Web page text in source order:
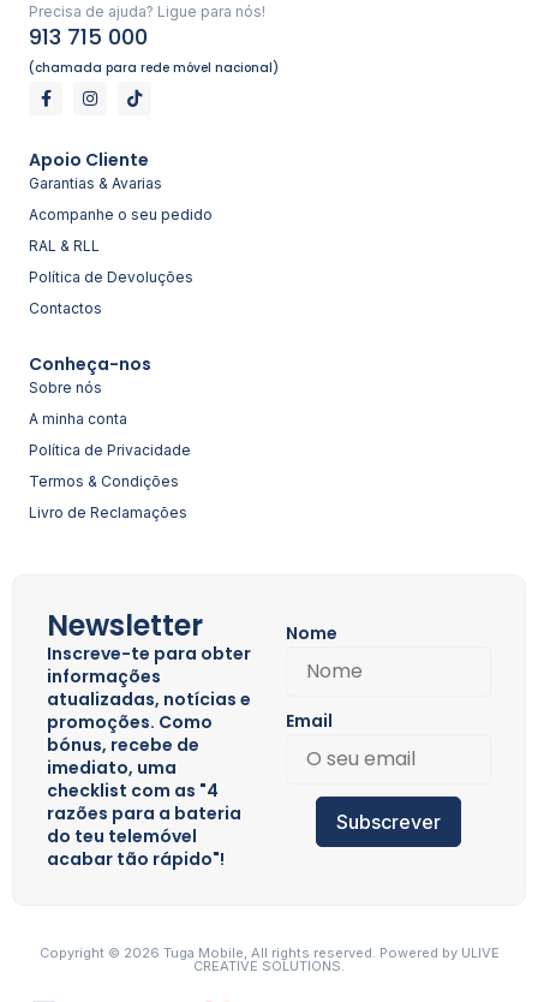
Precisa de ajuda? Ligue para nós!
913 715 000
(chamada para rede móvel nacional)
Apoio Cliente
Garantias & Avarias
Acompanhe o seu pedido
RAL & RLL
Política de Devoluções
Contactos
Conheça-nos
Sobre nós
A minha conta
Política de Privacidade
Termos & Condições
Livro de Reclamações
Newsletter
Inscreve-te para obter
informações
atualizadas, notícias e
promoções. Como
bónus, recebe de
imediato, uma
checklist com as "4
razões para a bateria
do teu telemóvel
acabar tão rápido"!
Nome
Email
Subscrever
Copyright © 2026 Tuga Mobile, All rights reserved. Powered by ULIVE
CREATIVE SOLUTIONS.